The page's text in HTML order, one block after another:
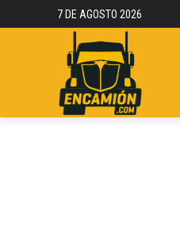
7 DE AGOSTO 2026